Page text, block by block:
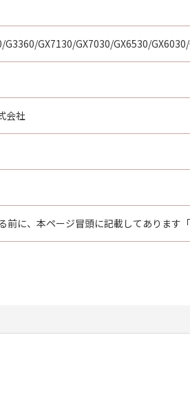
GX7130/GX7030/GX6530/
会社
前に、本ページ冒頭に記載してあります